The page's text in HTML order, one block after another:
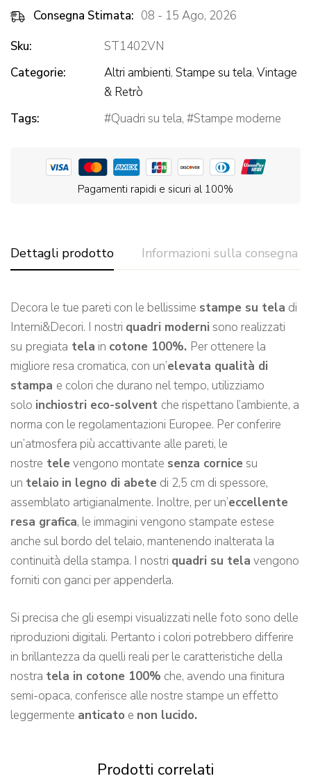
Consegna Stimata: 08 - 15 Ago, 2026
Sku:
ST1402VN
Categorie:
Altri ambienti, Stampe su tela, Vintage
& Retrò
Tags:
Quadri su tela, Stampe moderne
Pagamenti rapidi e sicuri al 100%
Dettagli prodotto Informazioni sulla consegna
Decora le tue pareti con le bellissime stampe su tela di
Interni&Decori. I nostri quadri moderni sono realizzati
su pregiata tela in cotone 100%. Per ottenere la
migliore resa cromatica, con un’elevata qualità di
stampa e colori che durano nel tempo, utilizziamo
solo inchiostri eco-solvent che rispettano l’ambiente, a
norma con le regolamentazioni Europee. Per conferire
un’atmosfera più accattivante alle pareti, le
nostre tele vengono montate senza cornice su
un telaio in legno di abete di 2,5 cm di spessore,
assemblato artigianalmente. Inoltre, per un’eccellente
resa grafica, le immagini vengono stampate estese
anche sul bordo del telaio, mantenendo inalterata la
continuità della stampa. I nostri quadri su tela vengono
forniti con ganci per appenderla.
Si precisa che gli esempi visualizzati nelle foto sono delle
riproduzioni digitali. Pertanto i colori potrebbero differire
in brillantezza da quelli reali per le caratteristiche della
nostra tela in cotone 100% che, avendo una finitura
semi-opaca, conferisce alle nostre stampe un effetto
leggermente anticato e non lucido.
Prodotti correlati